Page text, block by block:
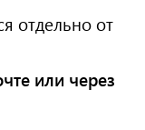
отдельно от
или через